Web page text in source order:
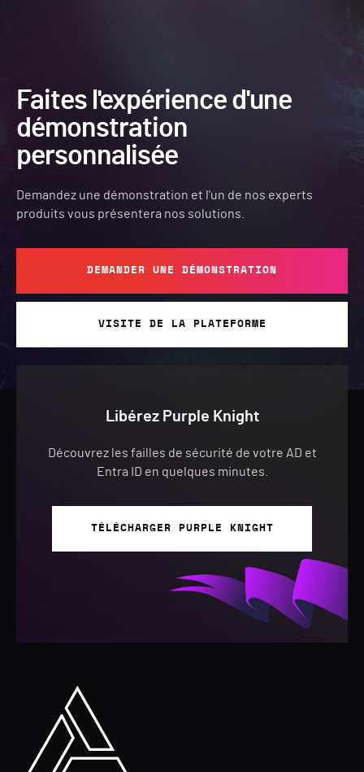
Faites l'expérience d'une
démonstration
personnalisée
Demandez une démonstration et l'un de nos experts
produits vous présentera nos solutions.
DEMANDER UNE DÉMONSTRATION
VISITE DE LA PLATEFORME
Libérez Purple Knight
Découvrez les failles de sécurité de votre AD et
Entra ID en quelques minutes.
TÉLÉCHARGER PURPLE KNIGHT